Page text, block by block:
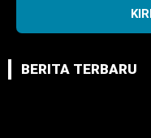
BERITA TERBARU